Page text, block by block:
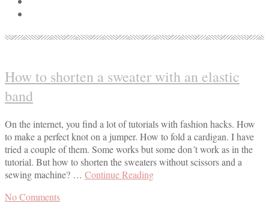
How to shorten a sweater with an elastic
band
On the internet, you find a lot of tutorials with fashion hacks. How
to make a perfect knot on a jumper. How to fold a cardigan. I have
tried a couple of them. Some works but some don´t work as in the
tutorial. But how to shorten the sweaters without scissors and a
sewing machine? … Continue Reading
No Comments